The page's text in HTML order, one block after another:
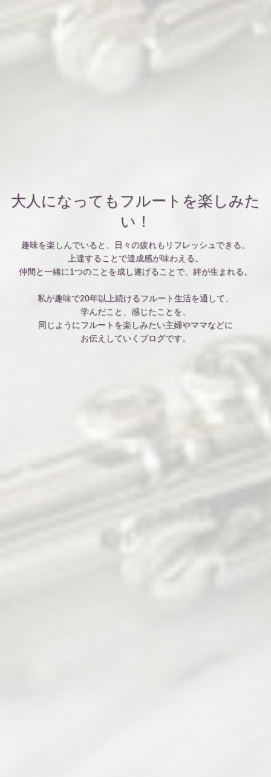
大人になってもフルートを楽しみた
い！
趣味を楽しんでいると、日々の疲れもリフレッシュできる。
上達することで達成感が味わえる。
仲間と一緒に1つのことを成し遂げることで、絆が生まれる。
私が趣味で20年以上続けるフルート生活を通して、
学んだこと、感じたことを、
同じようにフルートを楽しみたい主婦やママなどに
お伝えしていくブログです。